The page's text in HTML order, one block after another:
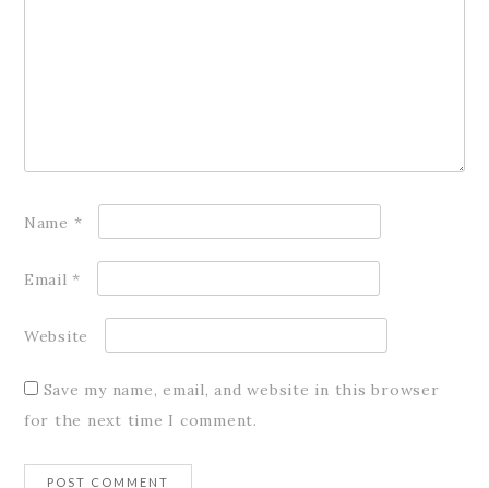
Name *
Email *
Website
Save my name, email, and website in this browser
for the next time I comment.